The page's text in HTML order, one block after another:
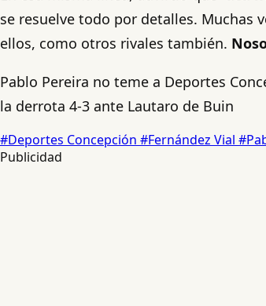
se resuelve todo por detalles. Muchas
ellos, como otros rivales también.
Pablo Pereira no teme a Deportes
la derrota 4-3 ante Lautaro de Buin
#Deportes Concepción #Fernández Vial
Publicidad